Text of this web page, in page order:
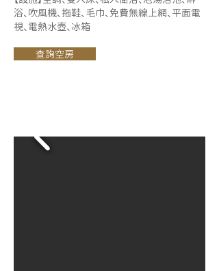
浴、吹風機、拖鞋、毛巾、免費無線上網、平面電
視、電熱水壺、冰箱​
查詢空房